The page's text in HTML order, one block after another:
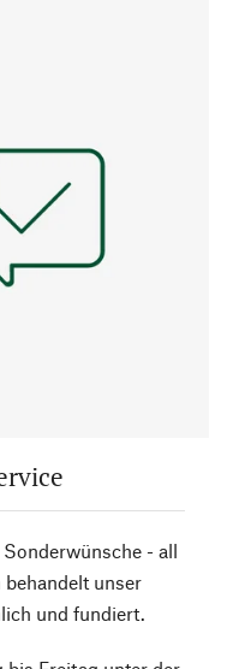
- all
unser
und fundiert.